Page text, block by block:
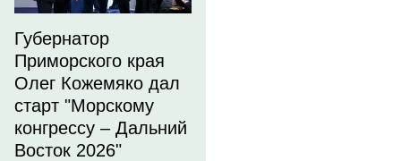
Губернатор
Приморского края
Олег Кожемяко дал
старт "Морскому
конгрессу – Дальний
Восток 2026"